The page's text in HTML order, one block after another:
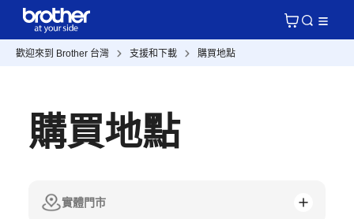
歡迎來到 Brother 台灣 支援和下載 購買地點
購買地點
實體門市